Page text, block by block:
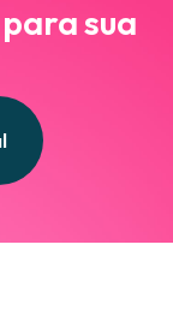
sua